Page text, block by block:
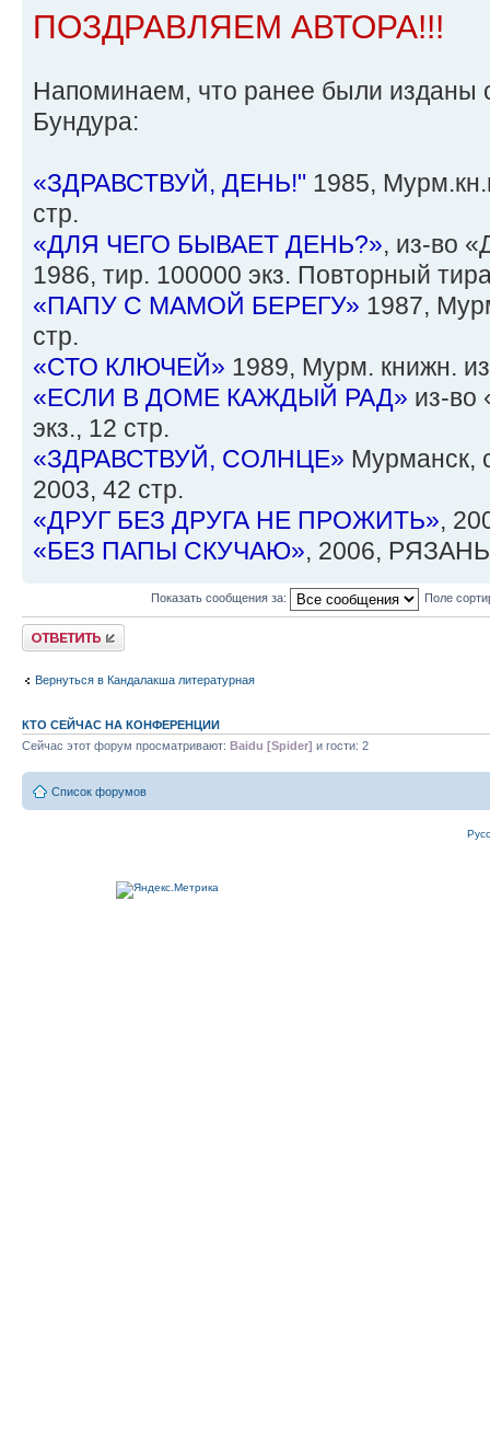
ПОЗДРАВЛЯЕМ АВТОРА!!!
Напоминаем, что ранее были изданы
Бундура:
«ЗДРАВСТВУЙ, ДЕНЬ!" 1985,
стр.
«ДЛЯ ЧЕГО БЫВАЕТ ДЕНЬ?», из-во
1986, тир. 100000 экз. Повторный
«ПАПУ С МАМОЙ БЕРЕГУ» 1987,
стр.
«СТО КЛЮЧЕЙ» 1989, Мурм. книжн.
«ЕСЛИ В ДОМЕ КАЖДЫЙ РАД» из-
экз., 12 стр.
«ЗДРАВСТВУЙ, СОЛНЦЕ» Мурманск,
2003, 42 стр.
«ДРУГ БЕЗ ДРУГА НЕ ПРОЖИТЬ»,
«БЕЗ ПАПЫ СКУЧАЮ», 2006,
Показать сообщения за: Поле
Ответить
Вернуться в Кандалакша литературная
КТО СЕЙЧАС НА КОНФЕРЕНЦИИ
Сейчас этот форум просматривают: Baidu [Spider] и гости: 2
Список форумов